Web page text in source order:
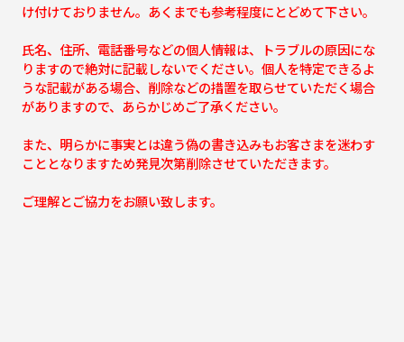
け付けておりません。あくまでも参考程度にとどめて下さい。
氏名、住所、電話番号などの個人情報は、トラブルの原因にな
りますので絶対に記載しないでください。個人を特定できるよ
うな記載がある場合、削除などの措置を取らせていただく場合
がありますので、あらかじめご了承ください。
また、明らかに事実とは違う偽の書き込みもお客さまを迷わす
こととなりますため発見次第削除させていただきます。
ご理解とご協力をお願い致します。